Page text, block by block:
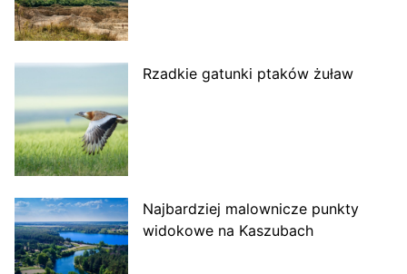
Rzadkie gatunki ptaków żuław
Najbardziej malownicze punkty
widokowe na Kaszubach